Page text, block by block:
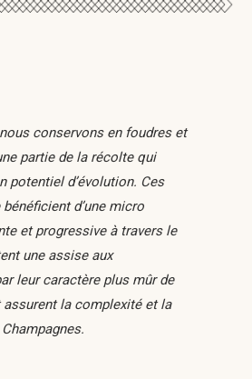
conservons en foudres et
partie de la récolte qui
potentiel d’évolution. Ces
d’une micro
et progressive à travers le
une assise aux
leur caractère plus mûr de
assurent la complexité et la